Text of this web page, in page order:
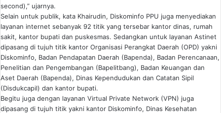
second),” ujarnya.
Selain untuk publik, kata Khairudin, Diskominfo PPU juga menyediakan
layanan internet sebanyak 92 titik yang tersebar kantor dinas, rumah
sakit, kantor bupati dan puskesmas. Sedangkan untuk layanan Astinet
dipasang di tujuh titik kantor Organisasi Perangkat Daerah (OPD) yakni
Diskominfo, Badan Pendapatan Daerah (Bapenda), Badan Perencanaan,
Penelitian dan Pengembangan (Bapelitbang), Badan Keuangan dan
Aset Daerah (Bapenda), Dinas Kependudukan dan Catatan Sipil
(Disdukcapil) dan kantor bupati.
Begitu juga dengan layanan Virtual Private Network (VPN) juga
dipasang di tujuh titik yakni kantor Diskominfo, Dinas Kesehatan